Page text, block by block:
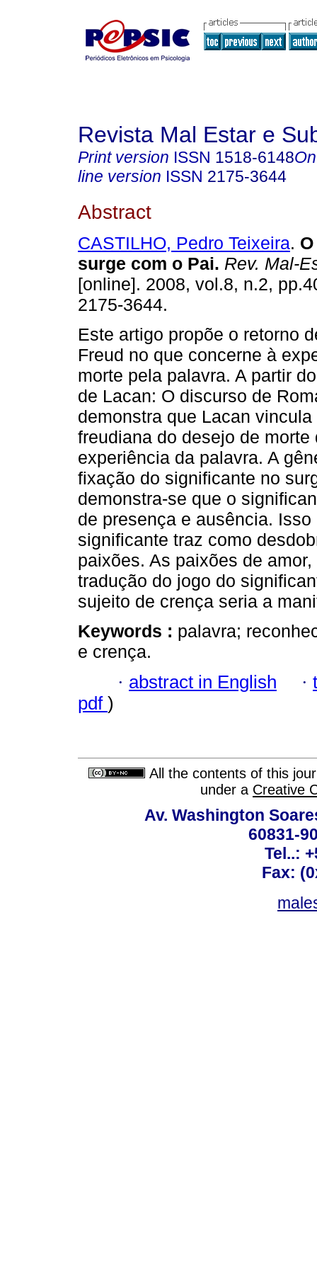
Revista Mal Estar e
Print version ISSN 1518-6148
line version ISSN 2175-3644
Abstract
CASTILHO, Pedro Teixeira.
surge com o Pai. Rev. Mal-
[online]. 2008, vol.8, n.2,
2175-3644.
Este artigo propõe o retorno
Freud no que concerne à
morte pela palavra. A partir
de Lacan: O discurso de
demonstra que Lacan
freudiana do desejo de morte
experiência da palavra. A
fixação do significante no
demonstra-se que o
de presença e ausência.
significante traz como
paixões. As paixões de
tradução do jogo do
sujeito de crença seria a
Keywords : palavra;
e crença.
· abstract in English ·
pdf )
All the contents of this
under a Creative
Av. Washington
60831-
Tel..:
Fax: